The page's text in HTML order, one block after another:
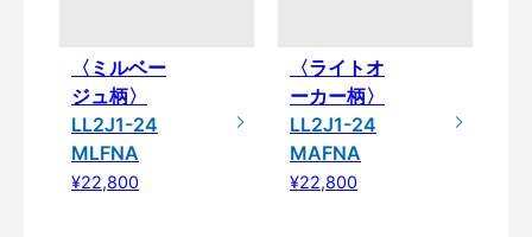
〈ミルベー
ジュ柄〉
LL2J1-24
MLFNA
¥22,800
〈ライトオ
ーカー柄〉
LL2J1-24
MAFNA
¥22,800